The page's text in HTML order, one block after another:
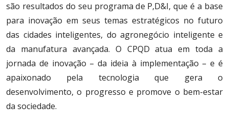
são resultados do seu programa de P,D&I, que é a base
para inovação em seus temas estratégicos no futuro
das cidades inteligentes, do agronegócio inteligente e
da manufatura avançada. O CPQD atua em toda a
jornada de inovação – da ideia à implementação – e é
apaixonado pela tecnologia que gera o
desenvolvimento, o progresso e promove o bem-estar
da sociedade.